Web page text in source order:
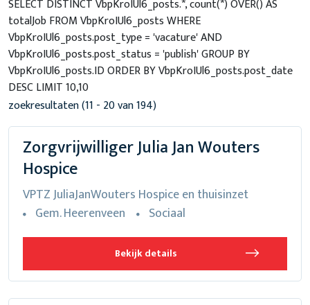
SELECT DISTINCT VbpKroIUl6_posts.*, count(*) OVER() AS
totalJob FROM VbpKroIUl6_posts WHERE
VbpKroIUl6_posts.post_type = 'vacature' AND
VbpKroIUl6_posts.post_status = 'publish' GROUP BY
VbpKroIUl6_posts.ID ORDER BY VbpKroIUl6_posts.post_date
DESC LIMIT 10,10
zoekresultaten (11 - 20 van 194)
Zorgvrijwilliger Julia Jan Wouters
Hospice
VPTZ JuliaJanWouters Hospice en thuisinzet
Gem. Heerenveen
Sociaal
Bekijk details